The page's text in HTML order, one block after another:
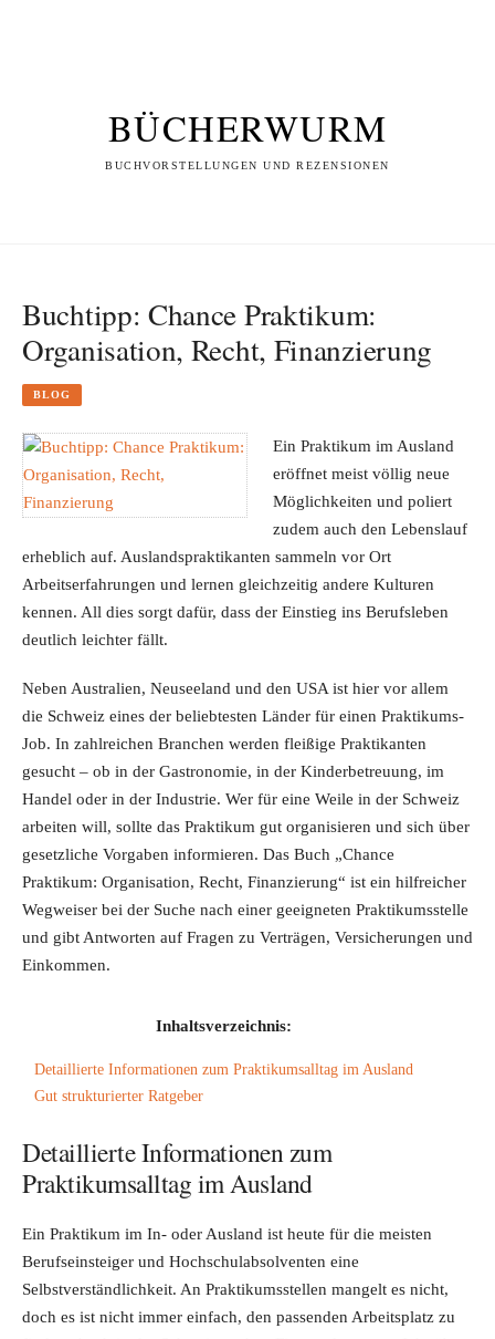
BÜCHERWURM
BUCHVORSTELLUNGEN UND REZENSIONEN
Buchtipp: Chance Praktikum:
Organisation, Recht, Finanzierung
BLOG
Ein Praktikum im Ausland
eröffnet meist völlig neue
Möglichkeiten und poliert
zudem auch den Lebenslauf
erheblich auf. Auslandspraktikanten sammeln vor Ort
Arbeitserfahrungen und lernen gleichzeitig andere Kulturen
kennen. All dies sorgt dafür, dass der Einstieg ins Berufsleben
deutlich leichter fällt.
Neben Australien, Neuseeland und den USA ist hier vor allem
die Schweiz eines der beliebtesten Länder für einen Praktikums-
Job. In zahlreichen Branchen werden fleißige Praktikanten
gesucht – ob in der Gastronomie, in der Kinderbetreuung, im
Handel oder in der Industrie. Wer für eine Weile in der Schweiz
arbeiten will, sollte das Praktikum gut organisieren und sich über
gesetzliche Vorgaben informieren. Das Buch „Chance
Praktikum: Organisation, Recht, Finanzierung“ ist ein hilfreicher
Wegweiser bei der Suche nach einer geeigneten Praktikumsstelle
und gibt Antworten auf Fragen zu Verträgen, Versicherungen und
Einkommen.
Inhaltsverzeichnis:
Detaillierte Informationen zum Praktikumsalltag im Ausland
Gut strukturierter Ratgeber
Detaillierte Informationen zum
Praktikumsalltag im Ausland
Ein Praktikum im In- oder Ausland ist heute für die meisten
Berufseinsteiger und Hochschulabsolventen eine
Selbstverständlichkeit. An Praktikumsstellen mangelt es nicht,
doch es ist nicht immer einfach, den passenden Arbeitsplatz zu